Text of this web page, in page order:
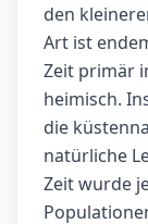
den
Art ist
Zeit primär
heimisch.
die
natürliche
Zeit wurde